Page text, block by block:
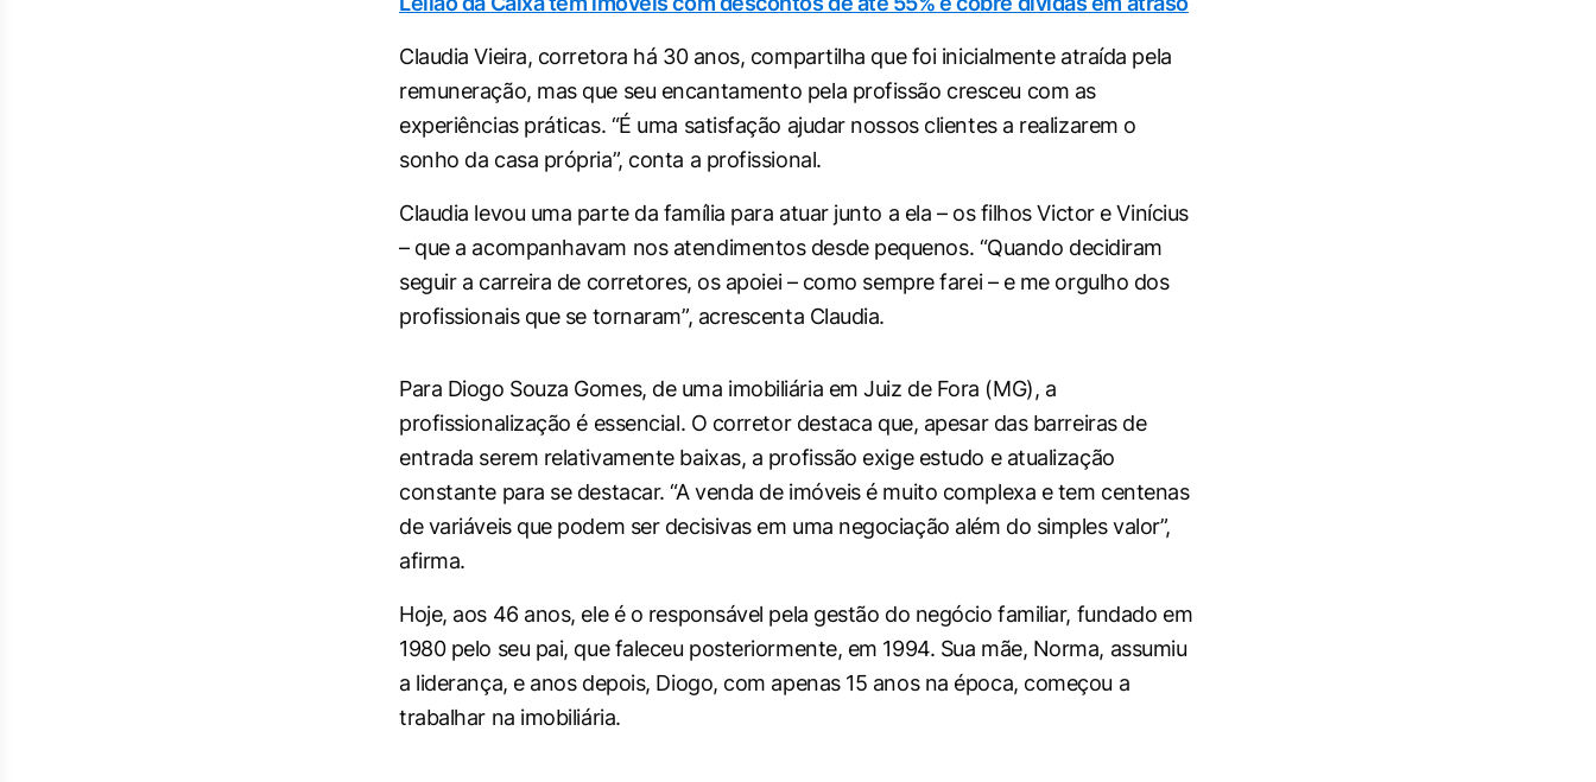
Claudia Vieira, corretora há 30 anos, compartilha que foi inicialmente atraída pela
remuneração, mas que seu encantamento pela profissão cresceu com as
experiências práticas. “É uma satisfação ajudar nossos clientes a realizarem o
sonho da casa própria”, conta a profissional.
Claudia levou uma parte da família para atuar junto a ela – os filhos Victor e Vinícius
– que a acompanhavam nos atendimentos desde pequenos. “Quando decidiram
seguir a carreira de corretores, os apoiei – como sempre farei – e me orgulho dos
profissionais que se tornaram”, acrescenta Claudia.
Para Diogo Souza Gomes, de uma imobiliária em Juiz de Fora (MG), a
profissionalização é essencial. O corretor destaca que, apesar das barreiras de
entrada serem relativamente baixas, a profissão exige estudo e atualização
constante para se destacar. “A venda de imóveis é muito complexa e tem centenas
de variáveis que podem ser decisivas em uma negociação além do simples valor”,
afirma.
Hoje, aos 46 anos, ele é o responsável pela gestão do negócio familiar, fundado em
1980 pelo seu pai, que faleceu posteriormente, em 1994. Sua mãe, Norma, assumiu
a liderança, e anos depois, Diogo, com apenas 15 anos na época, começou a
trabalhar na imobiliária.